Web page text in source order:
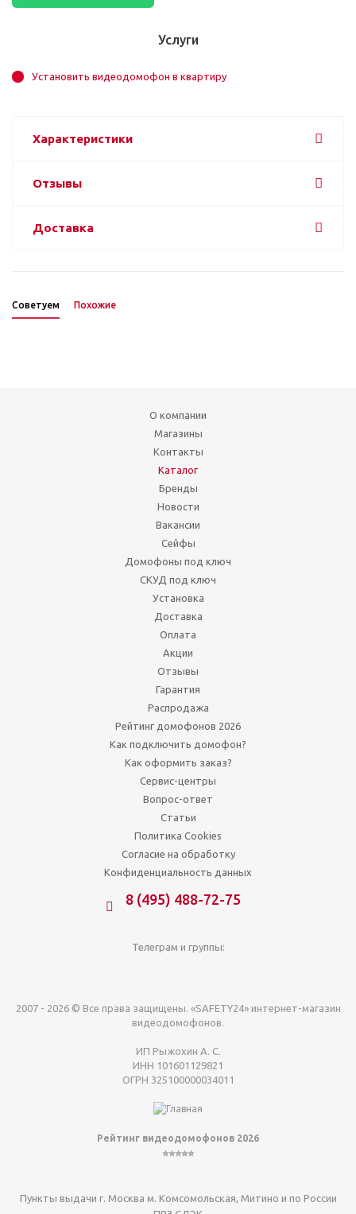
Услуги
Установить видеодомофон в квартиру
Характеристики
Отзывы
Доставка
Советуем Похожие
О компании
Магазины
Контакты
Каталог
Бренды
Новости
Вакансии
Сейфы
Домофоны под ключ
СКУД под ключ
Установка
Доставка
Оплата
Акции
Отзывы
Гарантия
Распродажа
Рейтинг домофонов 2026
Как подключить домофон?
Как оформить заказ?
Сервис-центры
Вопрос-ответ
Статьи
Политика Cookies
Согласие на обработку
Конфиденциальность данных
8 (495) 488-72-75
Телеграм и группы:
2007 - 2026 © Все права защищены. «SAFETY24» интернет-магазин
видеодомофонов.
ИП Рыжохин А. С.
ИНН 101601129821
ОГРН 325100000034011
Рейтинг видеодомофонов 2026
⭐⭐⭐⭐⭐
Пункты выдачи г. Москва м. Комсомольская, Митино и по России